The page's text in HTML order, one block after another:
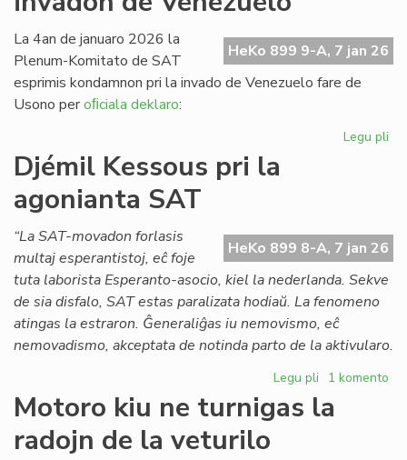
x
HeKo 899 9-A, 7 jan 26
La 4an de januaro 2026 la
Plenum-Komitato de SAT
esprimis kondamnon pri la invado de Venezuelo fare de
Usono peroﬁciala deklaro:
Legu pli
Djémil Kessous pri la
agonianta SAT
HeKo 899 8-A, 7 jan 26
“La SAT-movadon forlasis
multaj esperantistoj, eĉ foje
tuta laborista Esperanto-asocio, kiel la nederlanda. Sekve
de sia disfalo, SAT estas paralizata hodiaŭ. La fenomeno
atingas la estraron. Ĝeneraliĝas iu nemovismo, eĉ
nemovadismo, akceptata de notinda parto de la aktivularo.
Legu pli pri
Kessous
1 komento
Motoro kiu ne turnigas la
radojn de la veturilo